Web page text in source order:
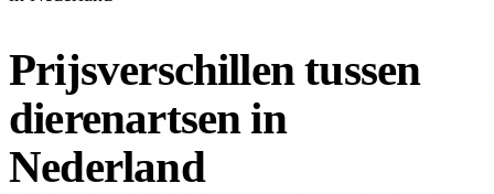
Prijsverschillen tussen
dierenartsen in
Nederland